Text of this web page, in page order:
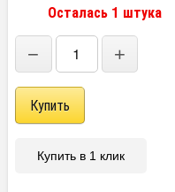
Осталась 1 штука
− +
Купить в 1 клик